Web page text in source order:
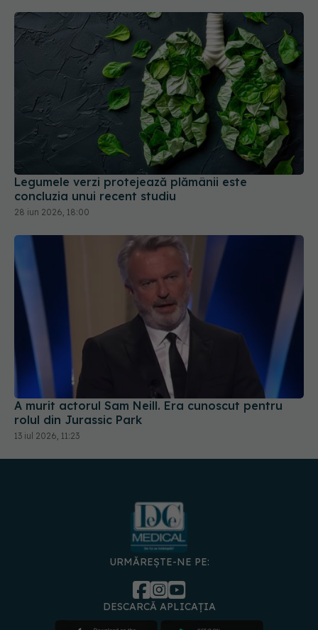
Legumele verzi protejează plămânii este
concluzia unui recent studiu
28 iun 2026, 18:00
A murit actorul Sam Neill. Era cunoscut pentru
rolul din Jurassic Park
13 iul 2026, 11:23
URMĂREȘTE-NE PE:
DESCARCĂ APLICAȚIA